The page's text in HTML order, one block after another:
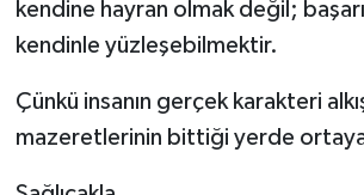
kendine hayran olmak değil;
kendinle yüzleşebilmektir.
Çünkü insanın gerçek karakteri
mazeretlerinin bittiği yerde ortaya